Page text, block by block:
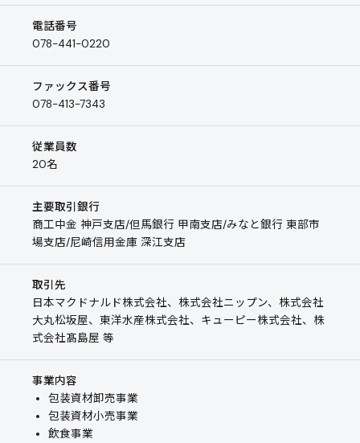
電話番号
078-441-0220
ファックス番号
078-413-7343
従業員数
20名
主要取引銀行
商工中金 神戸支店/但馬銀行 甲南支店/みなと銀行 東部市
場支店/尼崎信用金庫 深江支店
取引先
日本マクドナルド株式会社、株式会社ニップン、株式会社
大丸松坂屋、東洋水産株式会社、キューピー株式会社、株
式会社髙島屋 等
事業内容
包装資材卸売事業
包装資材小売事業
飲食事業